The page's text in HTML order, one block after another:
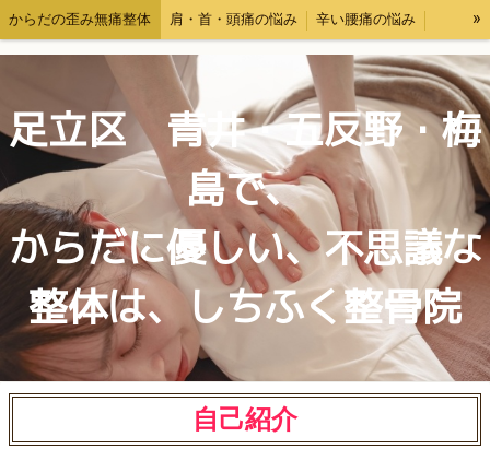
からだの歪み無痛整体 肩・首・頭痛の悩み 辛い腰痛の悩み
交通事故後の体調ケア・むちうち対応 料金表 お問い合わせ 自己紹介
»
足立区 青井・五反野・梅
島で、
からだに優しい、不思議な
整体は、しちふく整骨院
自己紹介